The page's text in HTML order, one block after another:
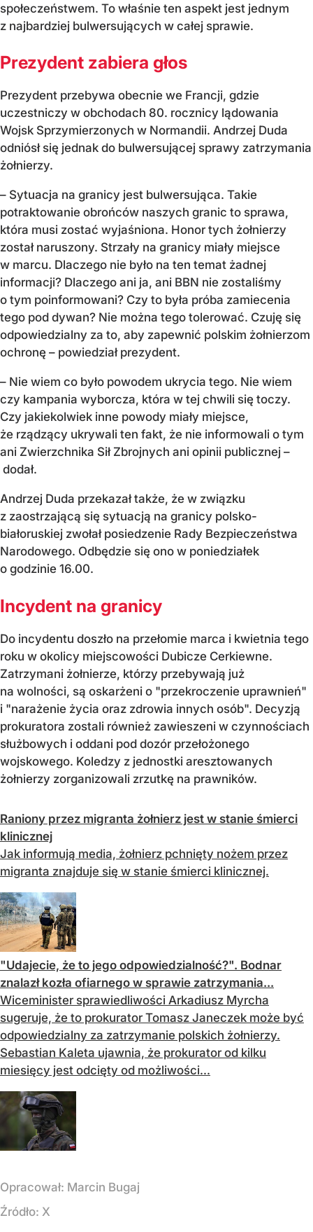
społeczeństwem. To właśnie ten aspekt jest jednym
z najbardziej bulwersujących w całej sprawie.
Prezydent zabiera głos
Prezydent przebywa obecnie we Francji, gdzie
uczestniczy w obchodach 80. rocznicy lądowania
Wojsk Sprzymierzonych w Normandii. Andrzej Duda
odniósł się jednak do bulwersującej sprawy zatrzymania
żołnierzy.
– Sytuacja na granicy jest bulwersująca. Takie
potraktowanie obrońców naszych granic to sprawa,
która musi zostać wyjaśniona. Honor tych żołnierzy
został naruszony. Strzały na granicy miały miejsce
w marcu. Dlaczego nie było na ten temat żadnej
informacji? Dlaczego ani ja, ani BBN nie zostaliśmy
o tym poinformowani? Czy to była próba zamiecenia
tego pod dywan? Nie można tego tolerować. Czuję się
odpowiedzialny za to, aby zapewnić polskim żołnierzom
ochronę – powiedział prezydent.
– Nie wiem co było powodem ukrycia tego. Nie wiem
czy kampania wyborcza, która w tej chwili się toczy.
Czy jakiekolwiek inne powody miały miejsce,
że rządzący ukrywali ten fakt, że nie informowali o tym
ani Zwierzchnika Sił Zbrojnych ani opinii publicznej –
dodał.
Andrzej Duda przekazał także, że w związku
z zaostrzającą się sytuacją na granicy polsko-
białoruskiej zwołał posiedzenie Rady Bezpieczeństwa
Narodowego. Odbędzie się ono w poniedziałek
o godzinie 16.00.
Incydent na granicy
Do incydentu doszło na przełomie marca i kwietnia tego
roku w okolicy miejscowości Dubicze Cerkiewne.
Zatrzymani żołnierze, którzy przebywają już
na wolności, są oskarżeni o "przekroczenie uprawnień"
i "narażenie życia oraz zdrowia innych osób". Decyzją
prokuratora zostali również zawieszeni w czynnościach
służbowych i oddani pod dozór przełożonego
wojskowego. Koledzy z jednostki aresztowanych
żołnierzy zorganizowali zrzutkę na prawników.
Raniony przez migranta żołnierz jest w stanie śmierci
klinicznej
Jak informują media, żołnierz pchnięty nożem przez
migranta znajduje się w stanie śmierci klinicznej.
"Udajecie, że to jego odpowiedzialność?". Bodnar
znalazł kozła ofiarnego w sprawie zatrzymania...
Wiceminister sprawiedliwości Arkadiusz Myrcha
sugeruje, że to prokurator Tomasz Janeczek może być
odpowiedzialny za zatrzymanie polskich żołnierzy.
Sebastian Kaleta ujawnia, że prokurator od kilku
miesięcy jest odcięty od możliwości...
Opracował: Marcin Bugaj
Źródło: X